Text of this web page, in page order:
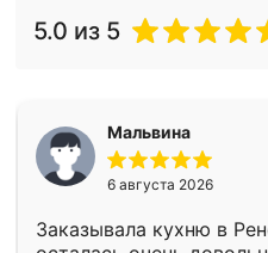
5.0 из 5
Мальвина
6 августа 2026
Заказывала кухню в